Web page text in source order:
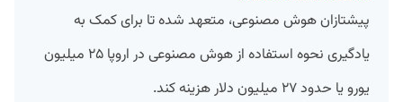
پیشتازان هوش مصنوعی، متعهد شده تا برای کمک به
یادگیری نحوه استفاده از هوش مصنوعی در اروپا ۲۵ میلیون
یورو یا حدود ۲۷ میلیون دلار هزینه کند.